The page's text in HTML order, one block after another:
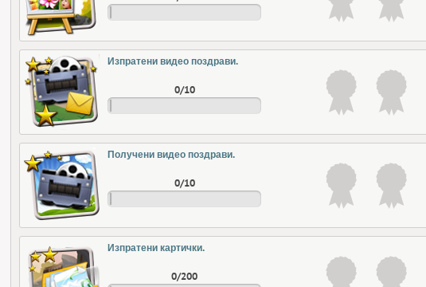
Изпратени видео поздрави.
0/10
Получени видео поздрави.
0/10
Изпратени картички.
0/200